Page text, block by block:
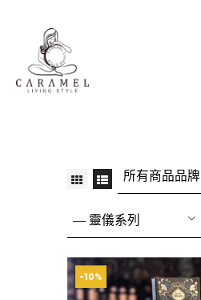
所有商品品牌
— 靈儀系列
-10%